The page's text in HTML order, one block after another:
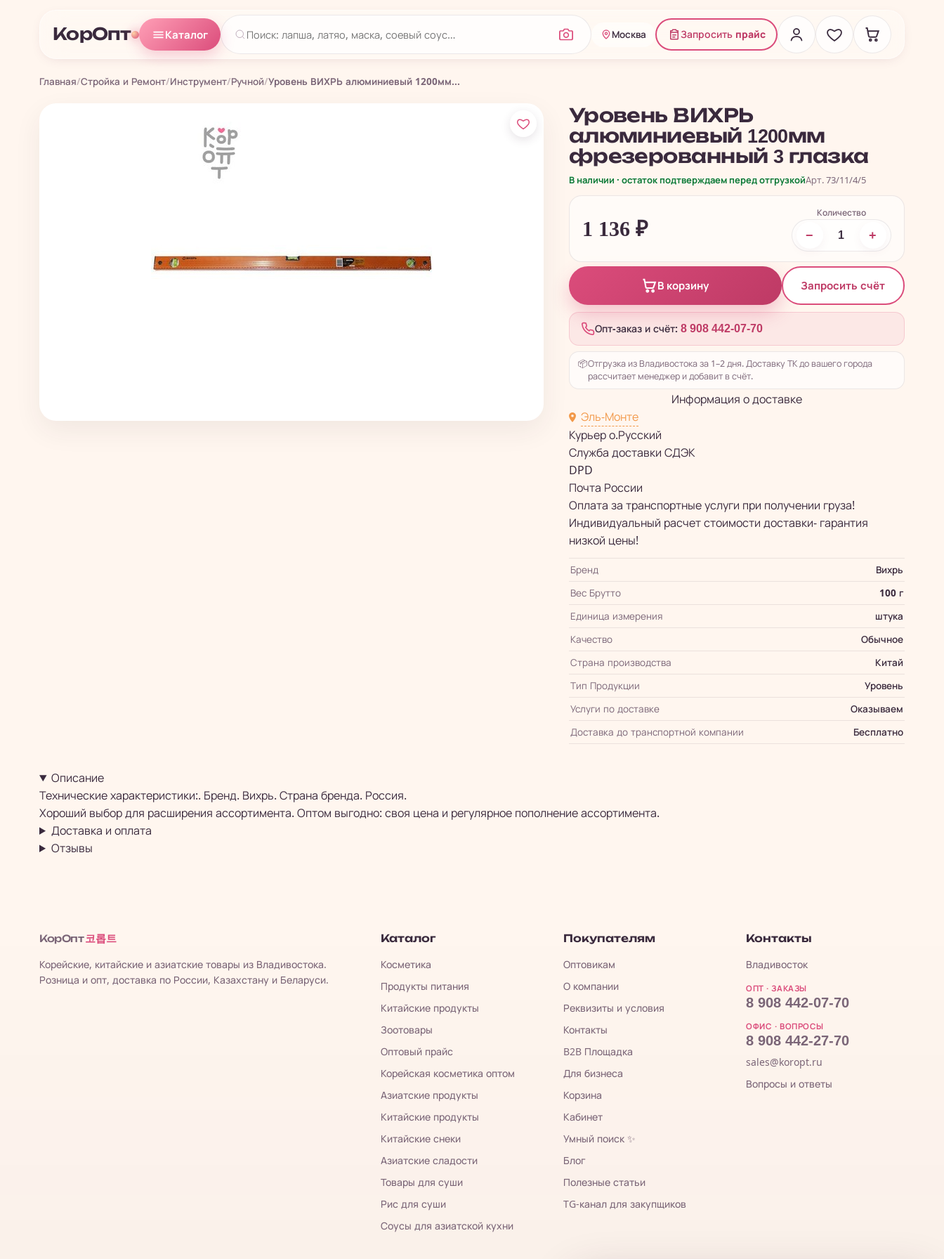
КорОпт Каталог Москва Запросить прайс
Главная/Стройка и Ремонт/Инструмент/Ручной/Уровень ВИХРЬ алюминиевый 1200мм...
Уровень ВИХРЬ
алюминиевый 1200мм
фрезерованный 3 глазка
В наличии · остаток подтверждаем перед отгрузкойАрт. 73/11/4/5
1 136 ₽
Количество
− +
В корзину Запросить счёт
Опт-заказ и счёт: 8 908 442-07-70
📦Отгрузка из Владивостока за 1–2 дня. Доставку ТК до вашего города
рассчитает менеджер и добавит в счёт.
Информация о доставке
Эль-Монте
Курьер о.Русский
Служба доставки СДЭК
DPD
Почта России
Оплата за транспортные услуги при получении груза!
Индивидуальный расчет стоимости доставки- гарантия
низкой цены!
Бренд
Вихрь
Вес Брутто
100 г
Единица измерения
штука
Качество
Обычное
Страна производства
Китай
Тип Продукции
Уровень
Услуги по доставке
Оказываем
Доставка до транспортной компании
Бесплатно
Описание
Технические характеристики:. Бренд. Вихрь. Страна бренда. Россия.
Хороший выбор для расширения ассортимента. Оптом выгодно: своя цена и регулярное пополнение ассортимента.
Доставка и оплата
Отзывы
КорОпт 코롭트
Корейские, китайские и азиатские товары из Владивостока.
Розница и опт, доставка по России, Казахстану и Беларуси.
Каталог
Косметика
Продукты питания
Китайские продукты
Зоотовары
Оптовый прайс
Корейская косметика оптом
Азиатские продукты
Китайские продукты
Китайские снеки
Азиатские сладости
Товары для суши
Рис для суши
Соусы для азиатской кухни
Покупателям
Оптовикам
О компании
Реквизиты и условия
Контакты
B2B Площадка
Для бизнеса
Корзина
Кабинет
Умный поиск ✨
Блог
Полезные статьи
TG-канал для закупщиков
Контакты
Владивосток
ОПТ · ЗАКАЗЫ
8 908 442-07-70
ОФИС · ВОПРОСЫ
8 908 442-27-70
sales@koropt.ru
Вопросы и ответы